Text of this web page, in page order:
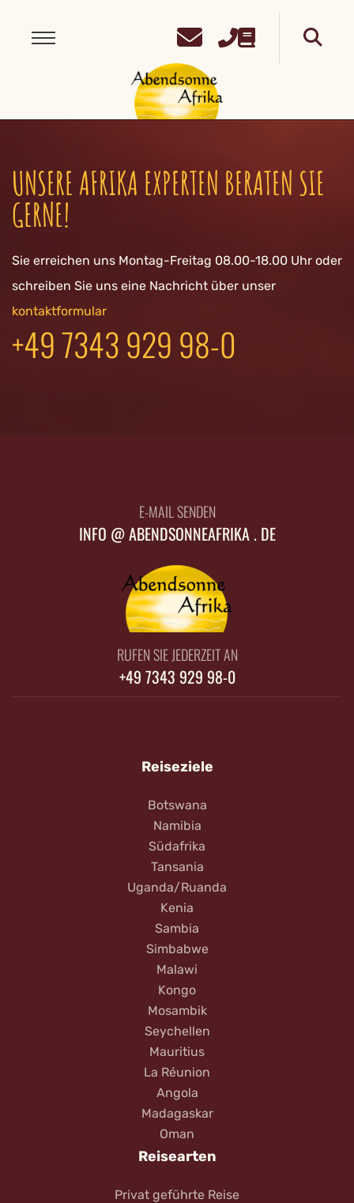
UNSERE AFRIKA EXPERTEN BERATEN SIE
GERNE!
Sie erreichen uns Montag-Freitag 08.00-18.00 Uhr oder
schreiben Sie uns eine Nachricht über unser
kontaktformular
+49 7343 929 98-0
E-MAIL SENDEN
INFO @ ABENDSONNEAFRIKA . DE
RUFEN SIE JEDERZEIT AN
+49 7343 929 98-0
Reiseziele
Botswana
Namibia
Südafrika
Tansania
Uganda/Ruanda
Kenia
Sambia
Simbabwe
Malawi
Kongo
Mosambik
Seychellen
Mauritius
La Réunion
Angola
Madagaskar
Oman
Reisearten
Privat geführte Reise